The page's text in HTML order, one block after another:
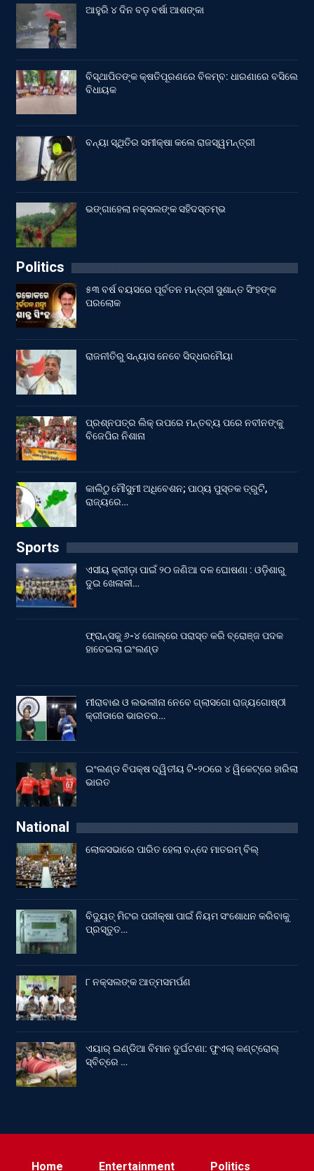
ଆହୁରି ୪ ଦିନ ବଡ଼ ବର୍ଷା ଆଶଙ୍କା
ବିସ୍ଥାପିତଙ୍କ କ୍ଷତିପୂରଣରେ ବିଳମ୍ବ: ଧାରଣାରେ ବସିଲେ
ବିଧାୟକ
ବନ୍ୟା ସ୍ଥିତିର ସମୀକ୍ଷା କଲେ ରାଜସ୍ୱମନ୍ତ୍ରୀ
ଭଙ୍ଗାହେଲା ନକ୍ସଲଙ୍କ ସହିଦସ୍ତମ୍ଭ
Politics
୫୩ ବର୍ଷ ବୟସରେ ପୂର୍ବତନ ମନ୍ତ୍ରୀ ସୁଶାନ୍ତ ସିଂହଙ୍କ
ପରଲୋକ
ରାଜନୀତିରୁ ସନ୍ୟାସ ନେବେ ସିଦ୍ଧରମୈୟା
ପ୍ରଶ୍ନପତ୍ର ଲିକ୍ ଉପରେ ମନ୍ତବ୍ୟ ପରେ ନବୀନଙ୍କୁ
ବିଜେପିର ନିଶାନା
କାଲିଠୁ ମୌସୁମୀ ଅଧିବେଶନ; ପାଠ୍ୟ ପୁସ୍ତକ ତ୍ରୁଟି,
ରାଜ୍ୟରେ…
Sports
ଏସୀୟ କ୍ରୀଡ଼ା ପାଇଁ ୨୦ ଜଣିଆ ଦଳ ଘୋଷଣା : ଓଡ଼ିଶାରୁ
ଦୁଇ ଖେଳାଳୀ…
ଫ୍ରାନ୍ସକୁ ୬-୪ ଗୋଲ୍‌ରେ ପରାସ୍ତ କରି ବ୍ରୋଞ୍ଜ ପଦକ
ହାତେଇଲା ଇଂଲଣ୍ଡ
ମୀରାବାଈ ଓ ଲଭଲୀନା ନେବେ ଗ୍ଲାସଗୋ ରାଜ୍ୟଗୋଷ୍ଠୀ
କ୍ରୀଡାରେ ଭାରତର…
ଇଂଲଣ୍ଡ ବିପକ୍ଷ ଦ୍ୱିତୀୟ ଟି-୨୦ରେ ୪ ୱିକେଟ୍‌ରେ ହାରିଲା
ଭାରତ
National
ଲୋକସଭାରେ ପାରିତ ହେଲା ବନ୍ଦେ ମାତରମ୍‌ ବିଲ୍‌
ବିଦ୍ୟୁତ୍ ମିଟର ପରୀକ୍ଷା ପାଇଁ ନିୟମ ସଂଶୋଧନ କରିବାକୁ
ପ୍ରସ୍ତୁତ…
୮ ନକ୍ସଲଙ୍କ ଆତ୍ମସମର୍ପଣ
ଏୟାର୍ ଇଣ୍ଡିଆ ବିମାନ ଦୁର୍ଘଟଣା: ଫୁଏଲ୍‌ କଣ୍ଟ୍ରୋଲ୍‌
ସ୍ବିଚ୍‌ରେ …
Home Entertainment Politics